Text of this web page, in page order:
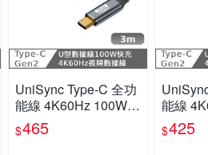
UniSync Type-C 全功
能線 4K60Hz 100W快
充 10GbpsU型充電線
3米
$465
能線
充
0.5米
$425